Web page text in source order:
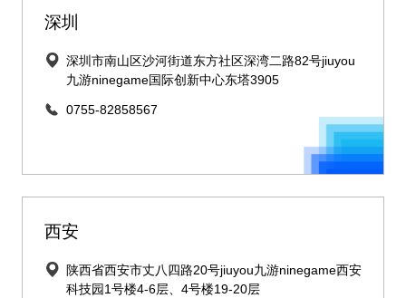
深圳
深圳市南山区沙河街道东方社区深湾二路82号jiuyou
九游ninegame国际创新中心东塔3905
0755-82858567
西安
陕西省西安市丈八四路20号jiuyou九游ninegame西安
科技园1号楼4-6层、4号楼19-20层